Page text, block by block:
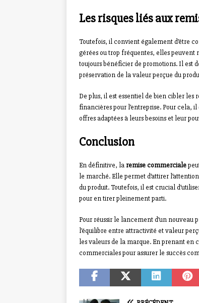
Les risques liés aux
Toutefois, il convient également d’être
gérées ou trop fréquentes, elles peuvent
toujours bénéficier de promotions. Il est
préservation de la valeur perçue du
De plus, il est essentiel de bien cibler les
financières pour l’entreprise. Pour cela,
offres adaptées à leurs besoins et leur
Conclusion
En définitive, la remise commerciale
le marché. Elle permet d’attirer
du produit. Toutefois, il est crucial
pour en tirer pleinement parti.
Pour réussir le lancement d’un nouveau
l’équilibre entre attractivité et valeur
les valeurs de la marque. En prenant en
commerciales pour assurer le succès